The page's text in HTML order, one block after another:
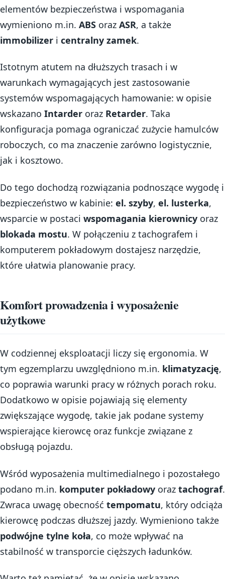
elementów bezpieczeństwa i wspomagania
wymieniono m.in. ABS oraz ASR, a także
immobilizer i centralny zamek.
Istotnym atutem na dłuższych trasach i w
warunkach wymagających jest zastosowanie
systemów wspomagających hamowanie: w opisie
wskazano Intarder oraz Retarder. Taka
konfiguracja pomaga ograniczać zużycie hamulców
roboczych, co ma znaczenie zarówno logistycznie,
jak i kosztowo.
Do tego dochodzą rozwiązania podnoszące wygodę i
bezpieczeństwo w kabinie: el. szyby, el. lusterka,
wsparcie w postaci wspomagania kierownicy oraz
blokada mostu. W połączeniu z tachografem i
komputerem pokładowym dostajesz narzędzie,
które ułatwia planowanie pracy.
Komfort prowadzenia i wyposażenie
użytkowe
W codziennej eksploatacji liczy się ergonomia. W
tym egzemplarzu uwzględniono m.in. klimatyzację,
co poprawia warunki pracy w różnych porach roku.
Dodatkowo w opisie pojawiają się elementy
zwiększające wygodę, takie jak podane systemy
wspierające kierowcę oraz funkcje związane z
obsługą pojazdu.
Wśród wyposażenia multimedialnego i pozostałego
podano m.in. komputer pokładowy oraz tachograf.
Zwraca uwagę obecność tempomatu, który odciąża
kierowcę podczas dłuższej jazdy. Wymieniono także
podwójne tylne koła, co może wpływać na
stabilność w transporcie cięższych ładunków.